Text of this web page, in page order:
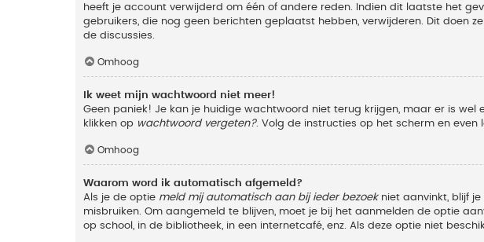
heeft je account verwijderd om één of andere reden. Indien dit laatste het
gebruikers, die nog geen berichten geplaatst hebben, verwijderen. Dit doen
de discussies.
Omhoog
Ik weet mijn wachtwoord niet meer!
Geen paniek! Je kan je huidige wachtwoord niet terug krijgen, maar er is
klikken op wachtwoord vergeten?. Volg de instructies op het scherm en even
Omhoog
Waarom word ik automatisch afgemeld?
Als je de optie meld mij automatisch aan bij ieder bezoekniet aanvinkt, blijf
misbruiken. Om aangemeld te blijven, moet je bij het aanmelden de optie
op school, in de bibliotheek, in een internetcafé, enz. Als deze optie niet